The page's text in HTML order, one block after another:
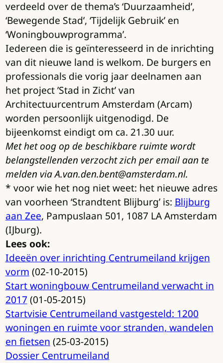
verdeeld over de thema’s ‘Duurzaamheid’,
‘Bewegende Stad’, ‘Tijdelijk Gebruik’ en
‘Woningbouwprogramma’.
Iedereen die is geïnteresseerd in de inrichting
van dit nieuwe land is welkom. De burgers en
professionals die vorig jaar deelnamen aan
het project ’Stad in Zicht’ van
Architectuurcentrum Amsterdam (Arcam)
worden persoonlijk uitgenodigd. De
bijeenkomst eindigt om ca. 21.30 uur.
Met het oog op de beschikbare ruimte wordt
belangstellenden verzocht zich per email aan te
melden via A.van.den.bent@amsterdam.nl.
* voor wie het nog niet weet: het nieuwe adres
van voorheen ‘Strandtent Blijburg’ is: Blijburg
aan Zee, Pampuslaan 501, 1087 LA Amsterdam
(IJburg).
Lees ook:
Ideeën over inrichting Centrumeiland krijgen
vorm (02-10-2015)
Start woningbouw Centrumeiland verwacht in
2017 (01-05-2015)
Startvisie Centrumeiland vastgesteld: 1200
woningen en ruimte voor stranden, wandelen
en fietsen (25-03-2015)
Dossier Centrumeiland